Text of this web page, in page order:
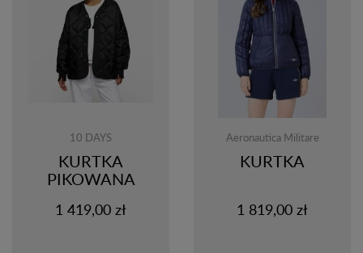
10 DAYS
KURTKA
PIKOWANA
1 419,00 zł
Aeronautica Militare
KURTKA
1 819,00 zł